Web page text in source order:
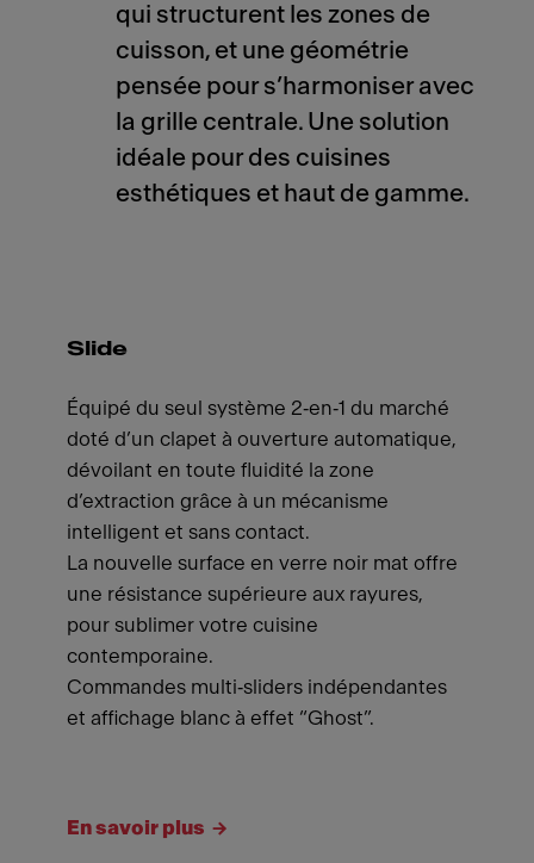
qui structurent les zones de
cuisson, et une géométrie
pensée pour s’harmoniser avec
la grille centrale. Une solution
idéale pour des cuisines
esthétiques et haut de gamme.
Slide
Équipé du seul système 2‑en‑1 du marché
doté d’un clapet à ouverture automatique,
dévoilant en toute fluidité la zone
d’extraction grâce à un mécanisme
intelligent et sans contact.
La nouvelle surface en verre noir mat offre
une résistance supérieure aux rayures,
pour sublimer votre cuisine
contemporaine.
Commandes multi‑sliders indépendantes
et affichage blanc à effet “Ghost”.
En savoir plus